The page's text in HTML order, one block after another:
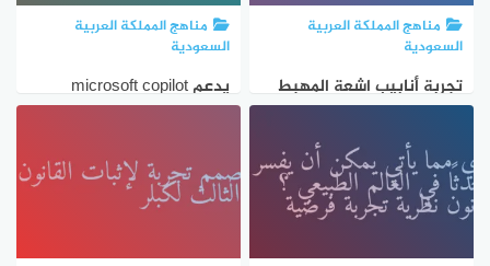
مناهج المملكة العربية
السعودية
تجربة أنابيب اشعة المهبط
لجسيم سالب الشحنة يتحرك
حول النواة
مناهج المملكة العربية
السعودية
يدعم microsoft copilot
تشمل